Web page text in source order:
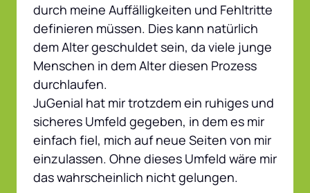
durch meine Auffälligkeiten und Fehltritte
definieren müssen. Dies kann natürlich
dem Alter geschuldet sein, da viele junge
Menschen in dem Alter diesen Prozess
durchlaufen.
JuGenial hat mir trotzdem ein ruhiges und
sicheres Umfeld gegeben, in dem es mir
einfach fiel, mich auf neue Seiten von mir
einzulassen. Ohne dieses Umfeld wäre mir
das wahrscheinlich nicht gelungen.